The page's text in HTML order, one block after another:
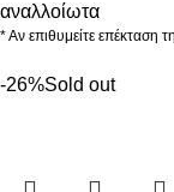
αναλλοίωτα
* Αν επιθυμείτε επέκταση
-26%Sold out